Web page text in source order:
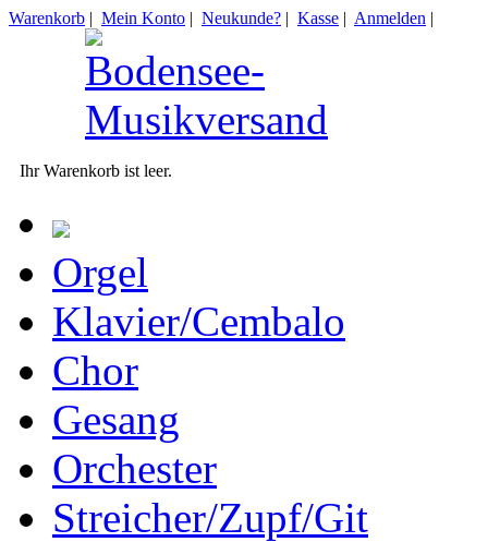
Warenkorb | Mein Konto | Neukunde? | Kasse | Anmelden |
Ihr Warenkorb ist leer.
Orgel
Klavier/Cembalo
Chor
Gesang
Orchester
Streicher/Zupf/Git